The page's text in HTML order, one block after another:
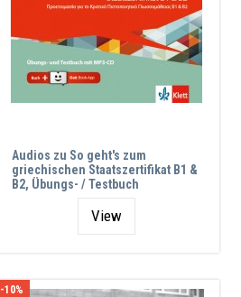
Audios zu So geht's zum
griechischen Staatszertifikat B1 &
B2, Übungs- / Testbuch
View
-10%